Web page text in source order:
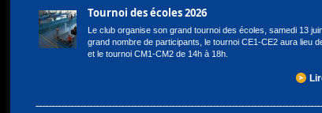
Tournoi des écoles 2026
Le club organise son grand tournoi des écoles, samedi 13
grand nombre de participants, le tournoi CE1-CE2 aura lieu
et le tournoi CM1-CM2 de 14h à 18h.